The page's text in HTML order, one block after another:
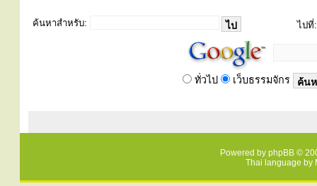
ค้นหาสำหรับ: ไปที่:
ทั่วไป เว็บธรรมจักร
Powered by phpBB ©
Thai language by